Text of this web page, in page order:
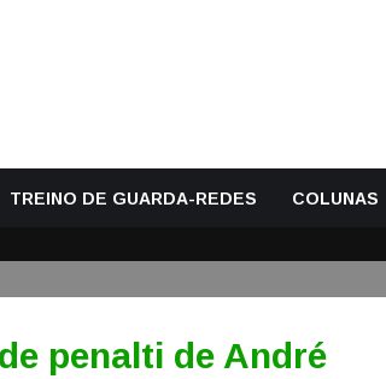
TREINO DE GUARDA-REDES COLUNAS
penalti de André